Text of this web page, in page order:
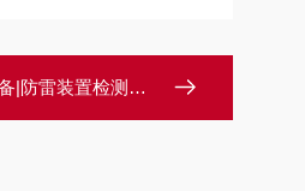
雷装置检测设备